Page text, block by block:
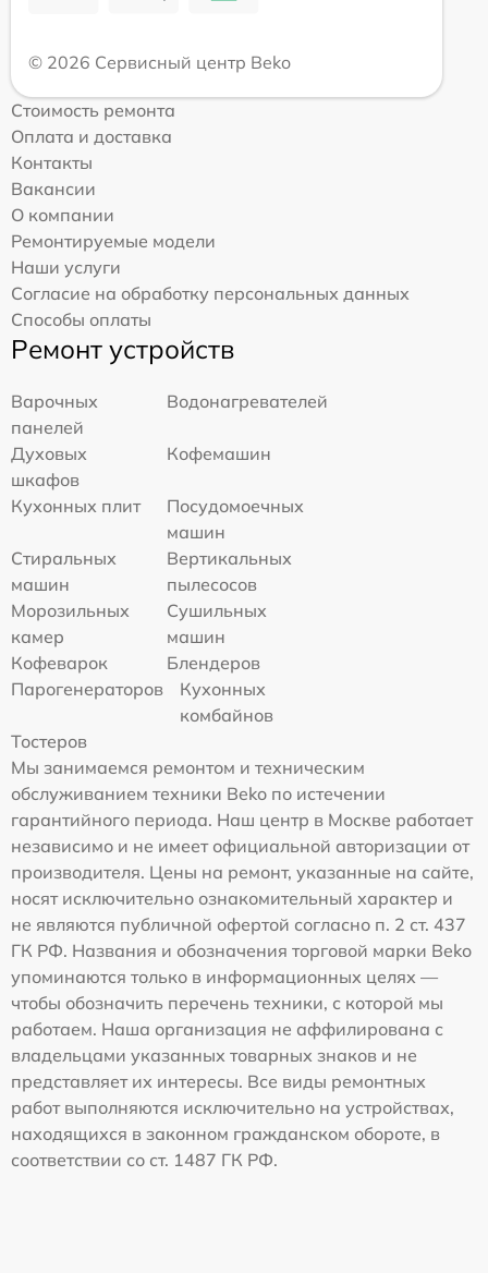
© 2026 Сервисный центр Beko
Стоимость ремонта
Оплата и доставка
Контакты
Вакансии
О компании
Ремонтируемые модели
Наши услуги
Согласие на обработку персональных данных
Способы оплаты
Ремонт устройств
Варочных
панелей
Водонагревателей
Духовых
шкафов
Кофемашин
Кухонных плит
Посудомоечных
машин
Стиральных
машин
Вертикальных
пылесосов
Морозильных
камер
Сушильных
машин
Кофеварок
Блендеров
Парогенераторов
Кухонных
комбайнов
Тостеров
Мы занимаемся ремонтом и техническим
обслуживанием техники Beko по истечении
гарантийного периода. Наш центр в Москве работает
независимо и не имеет официальной авторизации от
производителя. Цены на ремонт, указанные на сайте,
носят исключительно ознакомительный характер и
не являются публичной офертой согласно п. 2 ст. 437
ГК РФ. Названия и обозначения торговой марки Beko
упоминаются только в информационных целях —
чтобы обозначить перечень техники, с которой мы
работаем. Наша организация не аффилирована с
владельцами указанных товарных знаков и не
представляет их интересы. Все виды ремонтных
работ выполняются исключительно на устройствах,
находящихся в законном гражданском обороте, в
соответствии со ст. 1487 ГК РФ.